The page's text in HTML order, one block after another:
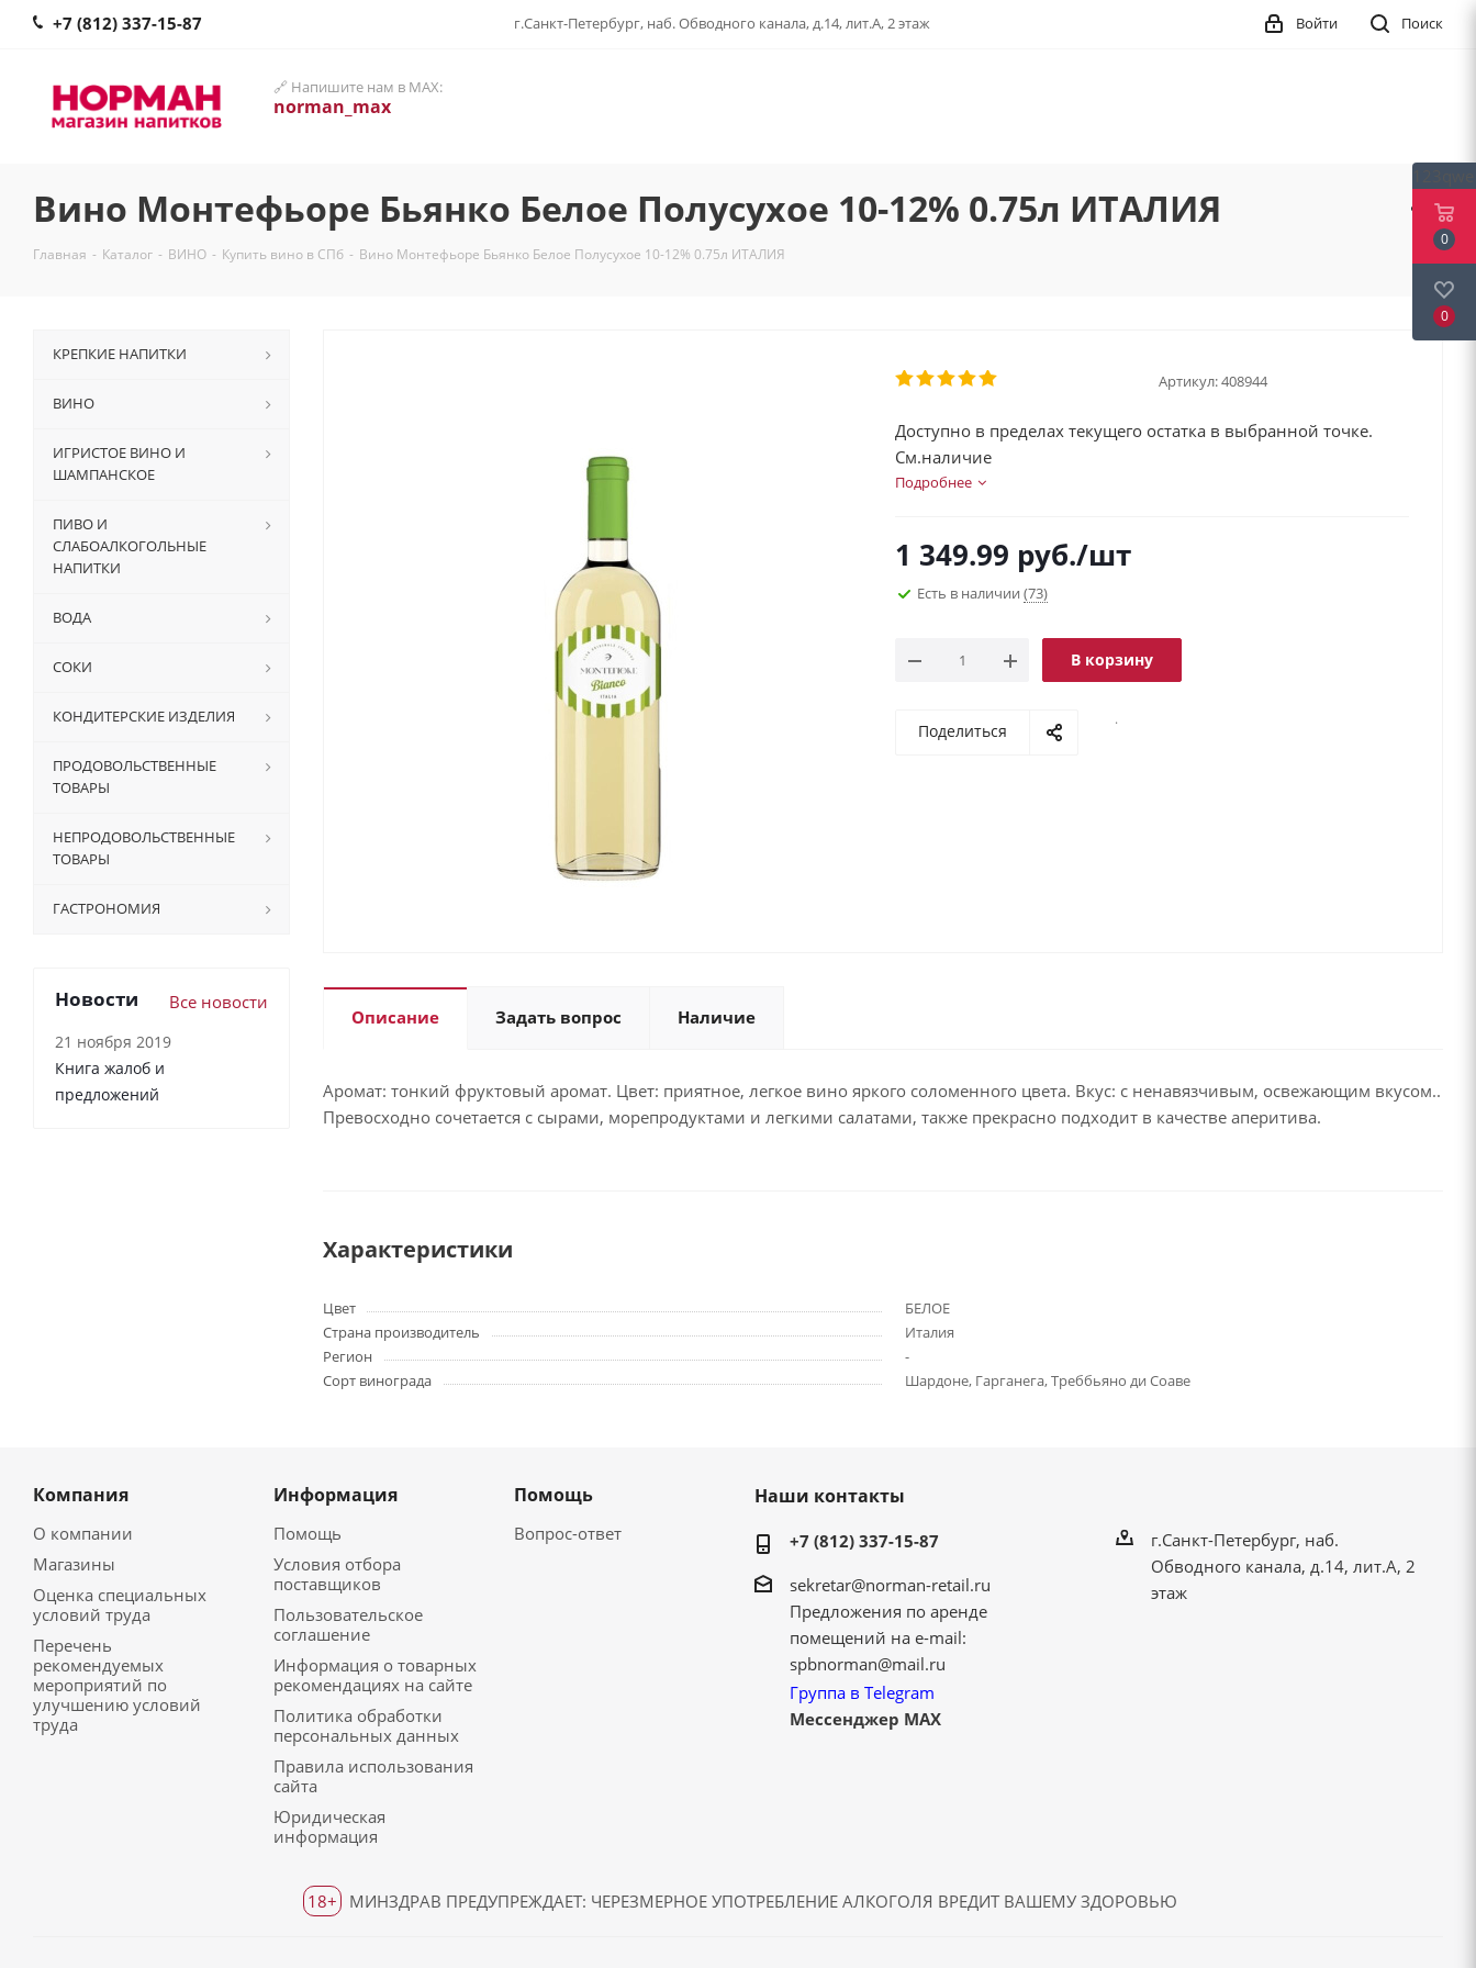
+7 (812) 337-15-87 г.Санкт-Петербург, наб. Обводного канала, д.14, лит.А, 2 этаж Поиск
Войти
🔗 Напишите нам в MAX:
norman_max
Вино Монтефьоре Бьянко Белое Полусухое 10-12% 0.75л ИТАЛИЯ
Главная - Каталог - ВИНО - Купить вино в СПб - Вино Монтефьоре Бьянко Белое Полусухое 10-12% 0.75л ИТАЛИЯ
Артикул:408944
Доступно в пределах текущего остатка в выбранной точке.
См.наличие
Подробнее
1 349.99 руб./шт
Есть в наличии (73)
В корзину
Поделиться
.
Описание Задать вопрос Наличие
Аромат: тонкий фруктовый аромат. Цвет: приятное, легкое вино яркого соломенного цвета. Вкус: с ненавязчивым, освежающим вкусом..
Превосходно сочетается с сырами, морепродуктами и легкими салатами, также прекрасно подходит в качестве аперитива.
Характеристики
Цвет
БЕЛОЕ
Страна производитель
Италия
Регион
-
Сорт винограда
Шардоне, Гарганега, Треббьяно ди Соаве
КРЕПКИЕ НАПИТКИ
ВИНО
ИГРИСТОЕ ВИНО И
ШАМПАНСКОЕ
ПИВО И
СЛАБОАЛКОГОЛЬНЫЕ
НАПИТКИ
ВОДА
СОКИ
КОНДИТЕРСКИЕ ИЗДЕЛИЯ
ПРОДОВОЛЬСТВЕННЫЕ
ТОВАРЫ
НЕПРОДОВОЛЬСТВЕННЫЕ
ТОВАРЫ
ГАСТРОНОМИЯ
Новости Все новости
21 ноября 2019
Книга жалоб и
предложений
Компания
О компании
Магазины
Оценка специальных
условий труда
Перечень
рекомендуемых
мероприятий по
улучшению условий
труда
Информация
Помощь
Условия отбора
поставщиков
Пользовательское
соглашение
Информация о товарных
рекомендациях на сайте
Политика обработки
персональных данных
Правила использования
сайта
Юридическая
информация
Помощь
Вопрос-ответ
Наши контакты
+7 (812) 337-15-87
sekretar@norman-retail.ru
Предложения по аренде
помещений на e-mail:
spbnorman@mail.ru
Группа в Telegram
Мессенджер MAX
г.Санкт-Петербург, наб.
Обводного канала, д.14, лит.А, 2
этаж
18+ МИНЗДРАВ ПРЕДУПРЕЖДАЕТ: ЧЕРЕЗМЕРНОЕ УПОТРЕБЛЕНИЕ АЛКОГОЛЯ ВРЕДИТ ВАШЕМУ ЗДОРОВЬЮ
0
0